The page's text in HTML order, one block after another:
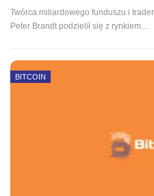
Twórca miliardowego funduszu i
Peter Brandt podzielił się z rynkiem…
BITCOIN